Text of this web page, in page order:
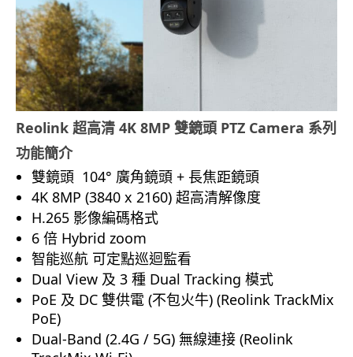
Reolink 超高清 4K 8MP 雙鏡頭 PTZ Camera 系列
功能簡介
雙鏡頭 104° 廣角鏡頭 + 長焦距鏡頭
4K 8MP (3840 x 2160) 超高清解像度
H.265 影像編碼格式
6 倍 Hybrid zoom
智能巡航 可定點巡迴監看
Dual View 及 3 種 Dual Tracking 模式
PoE 及 DC 雙供電 (不包火牛) (Reolink TrackMix
PoE)
Dual-Band (2.4G / 5G) 無線連接 (Reolink